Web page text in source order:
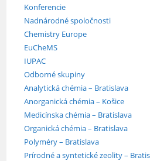
Konferencie
Nadnárodné spoločnosti
Chemistry Europe
EuCheMS
IUPAC
Odborné skupiny
Analytická chémia – Bratislava
Anorganická chémia – Košice
Medicínska chémia – Bratislava
Organická chémia – Bratislava
Polyméry – Bratislava
Prírodné a syntetické zeolity –